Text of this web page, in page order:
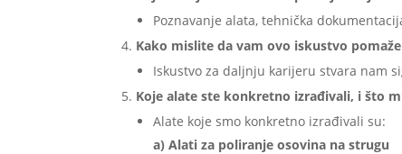
Poznavanje alata, tehnička
Kako mislite da vam ovo iskustvo
Iskustvo za daljnju karijeru stvara nam
Koje alate ste konkretno izrađivali, i što
Alate koje smo konkretno izrađivali su:
a) Alati za poliranje osovina na strugu